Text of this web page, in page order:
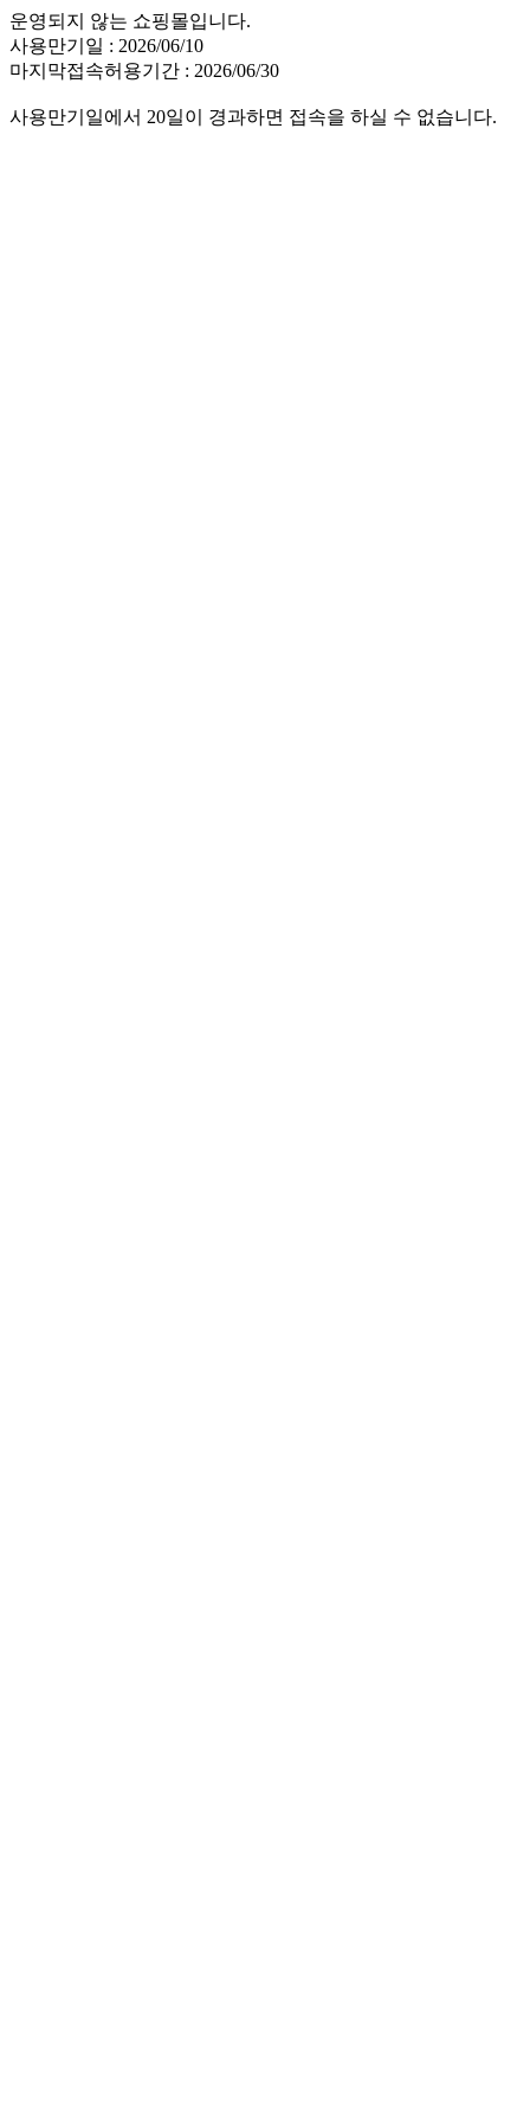
운영되지 않는 쇼핑몰입니다.
사용만기일 : 2026/06/10
마지막접속허용기간 : 2026/06/30
사용만기일에서 20일이 경과하면 접속을 하실 수 없습니다.